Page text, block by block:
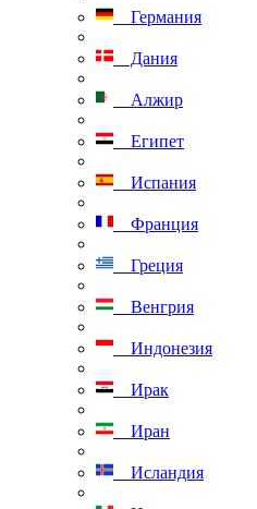
Германия
Дания
Алжир
Египет
Испания
Франция
Греция
Венгрия
Индонезия
Ирак
Иран
Исландия